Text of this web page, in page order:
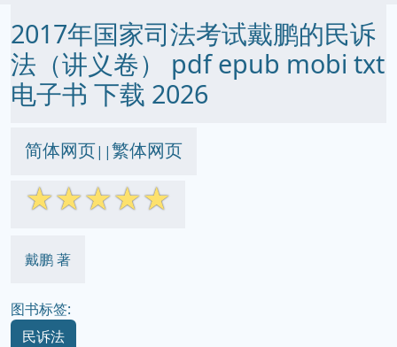
2017年国家司法考试戴鹏的民诉
法（讲义卷） pdf epub mobi txt
电子书 下载 2026
简体网页||繁体网页
☆☆☆☆☆
戴鹏 著
图书标签:
民诉法